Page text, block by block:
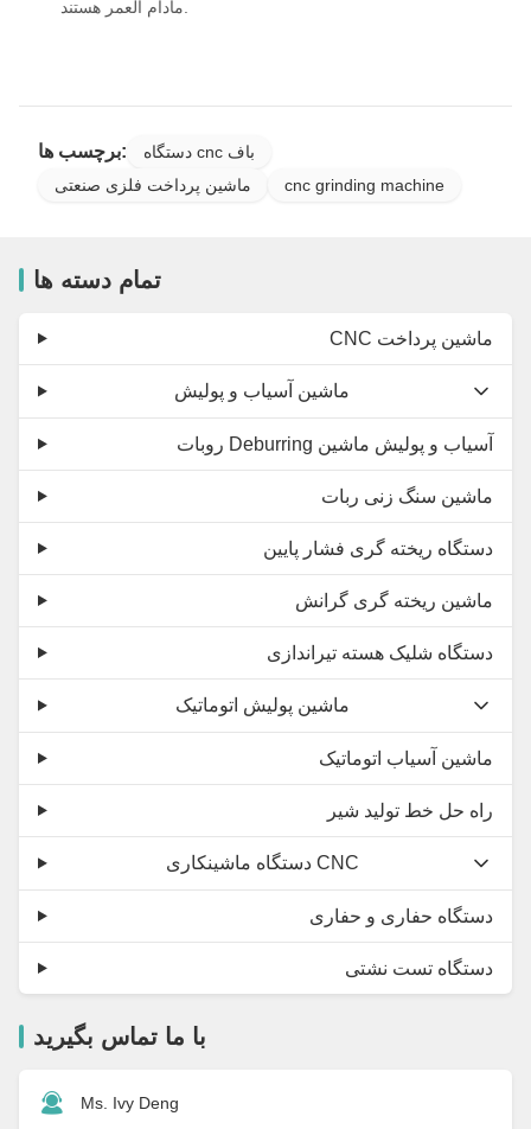
برچسب ها:
دستگاه cnc باف
ماشین پرداخت فلزی صنعتی
cnc grinding machine
تمام دسته ها
CNC ماشین پرداخت
ماشین آسیاب و پولیش
روبات Deburring آسیاب و پولیش ماشین
ماشین سنگ زنی ربات
دستگاه ریخته گری فشار پایین
ماشین ریخته گری گرانش
دستگاه شلیک هسته تیراندازی
ماشین پولیش اتوماتیک
ماشین آسیاب اتوماتیک
راه حل خط تولید شیر
دستگاه ماشینکاری CNC
دستگاه حفاری و حفاری
دستگاه تست نشتی
با ما تماس بگیرید
Ms. Ivy Deng